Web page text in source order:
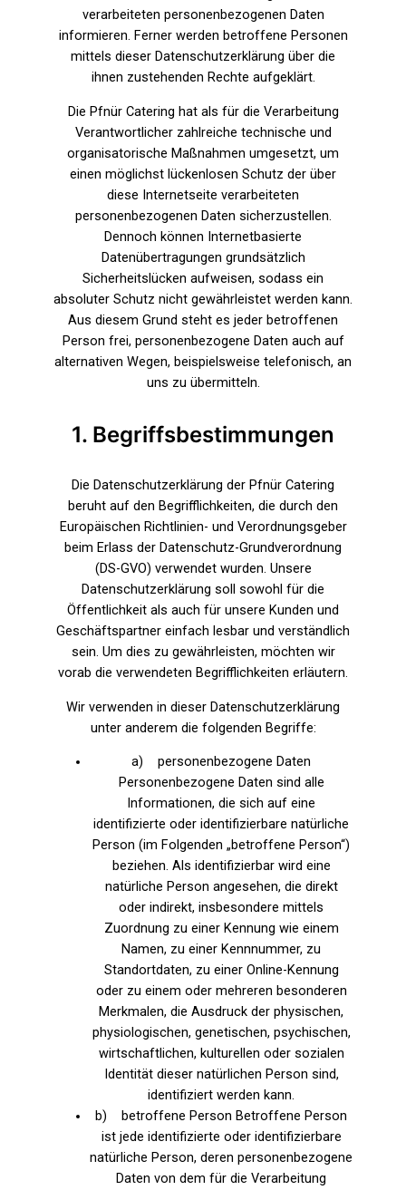
verarbeiteten personenbezogenen Daten
informieren. Ferner werden betroffene Personen
mittels dieser Datenschutzerklärung über die
ihnen zustehenden Rechte aufgeklärt.
Die Pfnür Catering hat als für die Verarbeitung
Verantwortlicher zahlreiche technische und
organisatorische Maßnahmen umgesetzt, um
einen möglichst lückenlosen Schutz der über
diese Internetseite verarbeiteten
personenbezogenen Daten sicherzustellen.
Dennoch können Internetbasierte
Datenübertragungen grundsätzlich
Sicherheitslücken aufweisen, sodass ein
absoluter Schutz nicht gewährleistet werden kann.
Aus diesem Grund steht es jeder betroffenen
Person frei, personenbezogene Daten auch auf
alternativen Wegen, beispielsweise telefonisch, an
uns zu übermitteln.
1. Begriffsbestimmungen
Die Datenschutzerklärung der Pfnür Catering
beruht auf den Begrifflichkeiten, die durch den
Europäischen Richtlinien- und Verordnungsgeber
beim Erlass der Datenschutz-Grundverordnung
(DS-GVO) verwendet wurden. Unsere
Datenschutzerklärung soll sowohl für die
Öffentlichkeit als auch für unsere Kunden und
Geschäftspartner einfach lesbar und verständlich
sein. Um dies zu gewährleisten, möchten wir
vorab die verwendeten Begrifflichkeiten erläutern.
Wir verwenden in dieser Datenschutzerklärung
unter anderem die folgenden Begriffe:
a) personenbezogene Daten
Personenbezogene Daten sind alle
Informationen, die sich auf eine
identifizierte oder identifizierbare natürliche
Person (im Folgenden „betroffene Person“)
beziehen. Als identifizierbar wird eine
natürliche Person angesehen, die direkt
oder indirekt, insbesondere mittels
Zuordnung zu einer Kennung wie einem
Namen, zu einer Kennnummer, zu
Standortdaten, zu einer Online-Kennung
oder zu einem oder mehreren besonderen
Merkmalen, die Ausdruck der physischen,
physiologischen, genetischen, psychischen,
wirtschaftlichen, kulturellen oder sozialen
Identität dieser natürlichen Person sind,
identifiziert werden kann.
b) betroffene Person Betroffene Person
ist jede identifizierte oder identifizierbare
natürliche Person, deren personenbezogene
Daten von dem für die Verarbeitung